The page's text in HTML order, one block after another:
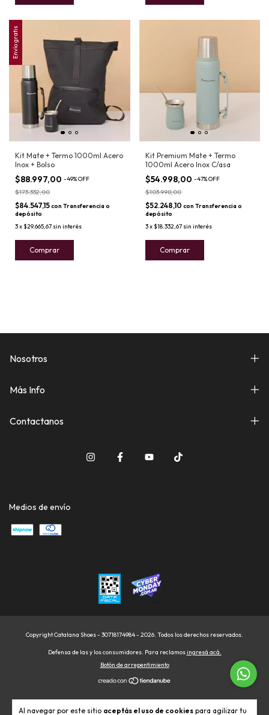
Al navegar por este sitio aceptás el uso de cookies para agilizar tu
Envío gratis
Kit Mate + Termo 1000ml Acero
Inox + Bolso
$88.997,00 -49%OFF
$173.332,00
$84.547,15con Transferencia o
depósito
3x$29.665,67 sin interés
Comprar
Kit Premium Mate + Termo
1000ml Acero Inox C/asa
$54.998,00 -47%OFF
$103.998,00
$52.248,10 con Transferencia o
depósito
3x$18.332,67 sin interés
Comprar
Nosotros
Más Info
Contactanos
Medios de envío
Copyright Catalana Shoes - 30718174984 - 2026. Todos los derechos reservados.
Defensa de las y los consumidores. Para reclamosingresá acá.
Botón de arrepentimiento